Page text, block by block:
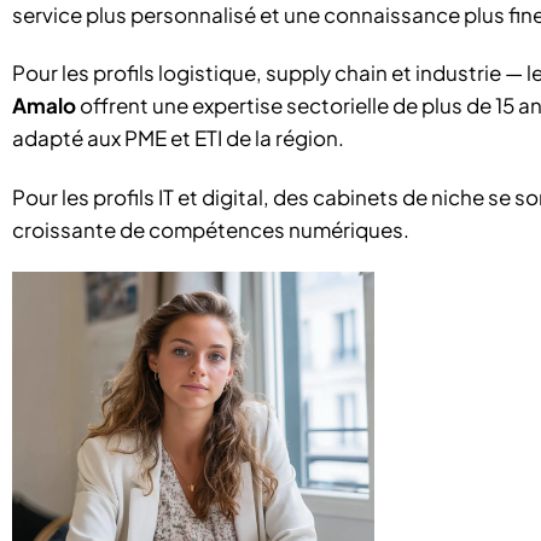
service plus personnalisé et une connaissance plus
Pour les profils logistique, supply chain et industrie —
Amalooffrent une expertise sectorielle de plus de 15
adapté aux PME et ETI de la région.
Pour les profils IT et digital, des cabinets de niche se
croissante de compétences numériques.